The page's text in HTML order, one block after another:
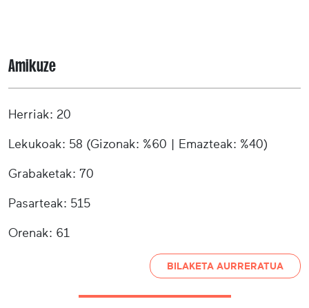
Amikuze
Herriak: 20
Lekukoak: 58 (Gizonak: %60 | Emazteak: %40)
Grabaketak: 70
Pasarteak: 515
Orenak: 61
BILAKETA AURRERATUA